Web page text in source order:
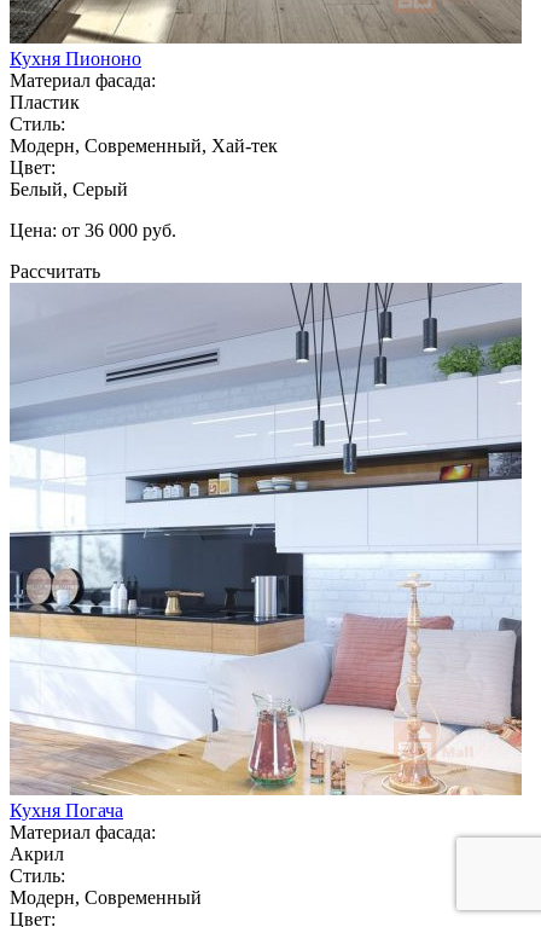
Кухня Пиононо
Материал фасада:
Пластик
Стиль:
Модерн, Современный, Хай-тек
Цвет:
Белый, Серый
Цена: от 36 000 руб.
Рассчитать
Кухня Погача
Материал фасада:
Акрил
Стиль:
Модерн, Современный
Цвет: